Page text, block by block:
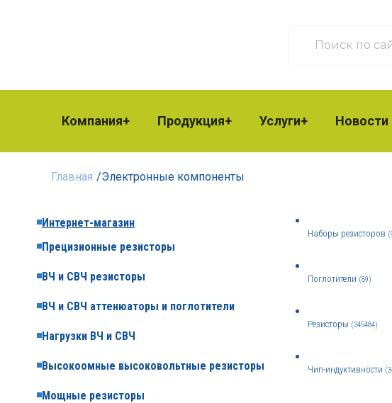
Компания Продукция Услуги Новости
Главная /Электронные компоненты
Интернет-магазин
Прецизионные резисторы
ВЧ и СВЧ резисторы
ВЧ и СВЧ аттенюаторы и поглотители
Нагрузки ВЧ и СВЧ
Высокоомные высоковольтные резисторы
Мощные резисторы
Наборы резисторов
Поглотители (89)
Резисторы (345484)
Чип-индуктивности